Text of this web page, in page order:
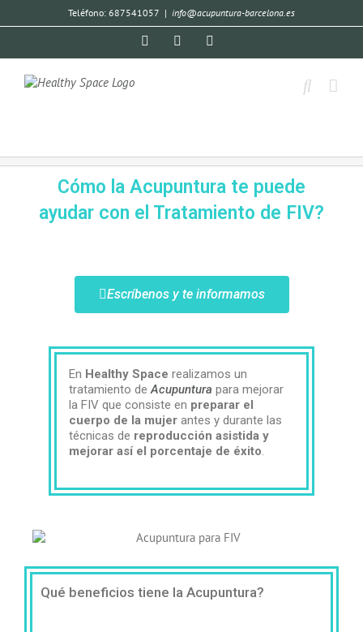
Teléfono: 687541057 | info@acupuntura-barcelona.es
Cómo la Acupuntura te puede
ayudar con el Tratamiento de FIV?
Escríbenos y te informamos
En Healthy Space realizamos un
tratamiento deAcupuntura para mejorar
la FIV que consiste en preparar el
cuerpo de la mujer antes y durante las
técnicas de reproducción asistida y
mejorar así el porcentaje de éxito.
Qué beneficios tiene la Acupuntura?